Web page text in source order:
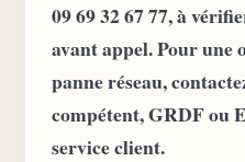
09 69 32 67 77, à
avant appel. Pour une
panne réseau,
compétent, GRDF ou
service client.